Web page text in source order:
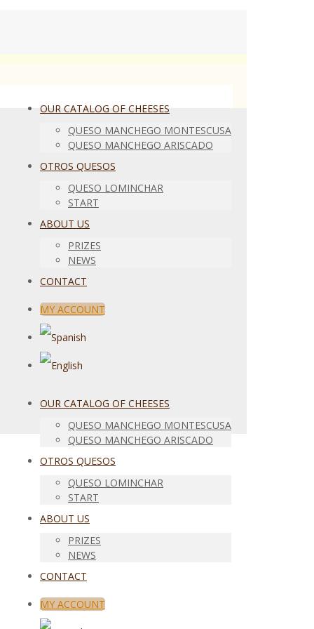
OUR CATALOG OF CHEESES
QUESO MANCHEGO MONTESCUSA
QUESO MANCHEGO ARISCADO
OTROS QUESOS
QUESO LOMINCHAR
START
ABOUT US
PRIZES
NEWS
CONTACT
MY ACCOUNT
OUR CATALOG OF CHEESES
QUESO MANCHEGO MONTESCUSA
QUESO MANCHEGO ARISCADO
OTROS QUESOS
QUESO LOMINCHAR
START
ABOUT US
PRIZES
NEWS
CONTACT
MY ACCOUNT